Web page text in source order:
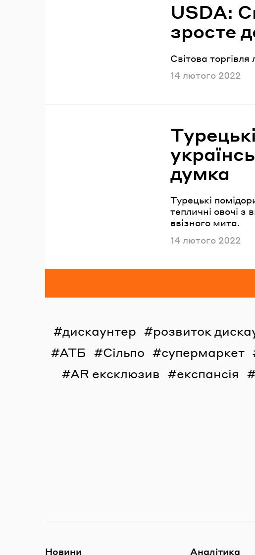
USDA:
зросте
Світова
Опубліковано
14 лютого 2022
думка
Турецькі
тепличні овочі з
ввізного мита.
Опубліковано
14 лютого 2022
дискаунтер розвиток
АТБ
Сільпо супермаркет
AR ексклюзив
експансія
Новини Аналітика